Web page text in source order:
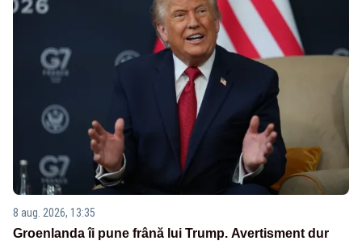
8 aug. 2026, 13:35
Groenlanda îi pune frână lui Trump. Avertisment dur